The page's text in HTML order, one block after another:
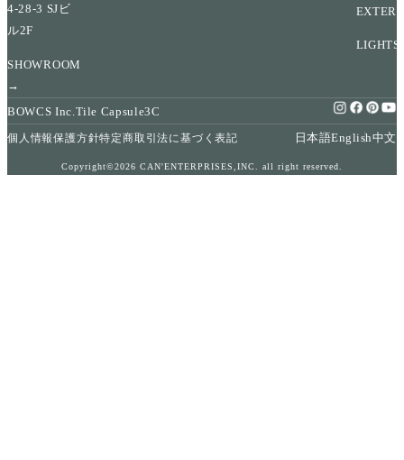
4-28-3 SJビ
ル2F
SHOWROOM
→
LIGHTS
BOWCS Inc. Tile Capsule3C
個人情報保護方針特定商取引法に基づく表記 日本語English中文
Copyright©2026 CAN'ENTERPRISES,INC. all right reserved.